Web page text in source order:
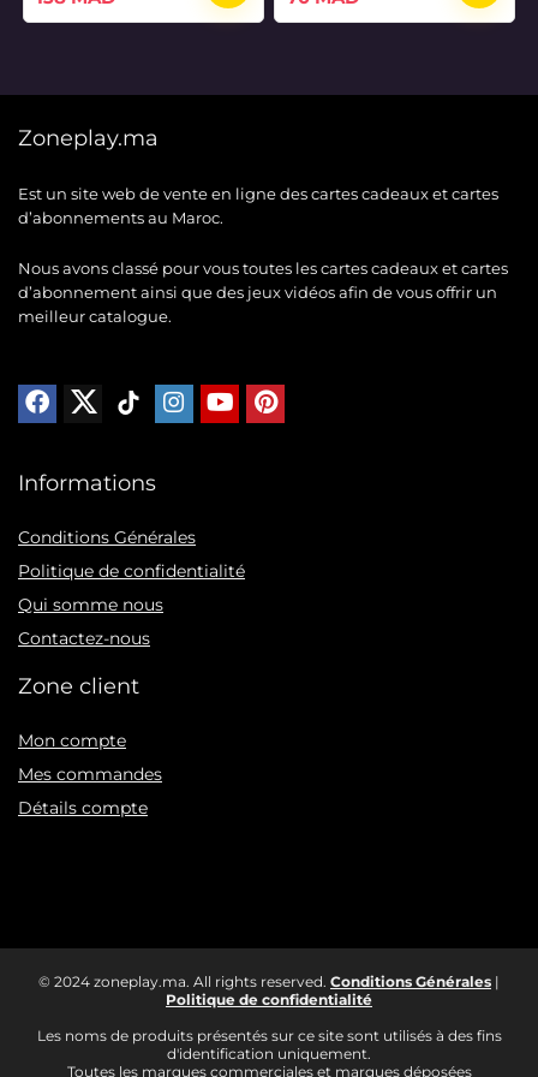
prix
162 MAD.
prix
138 MAD.
prix
84 MAD.
prix
70 MAD.
Zoneplay.ma
Est un site web de vente en ligne des cartes cadeaux et cartes
d’abonnements au Maroc.
Nous avons classé pour vous toutes les cartes cadeaux et cartes
d’abonnement ainsi que des jeux vidéos afin de vous offrir un
meilleur catalogue.
Informations
Conditions Générales
Politique de confidentialité
Qui somme nous
Contactez-nous
Zone client
Mon compte
Mes commandes
Détails compte
© 2024 zoneplay.ma. All rights reserved. Conditions Générales |
Politique de confidentialité
Les noms de produits présentés sur ce site sont utilisés à des fins
d'identification uniquement.
Toutes les marques commerciales et marques déposées